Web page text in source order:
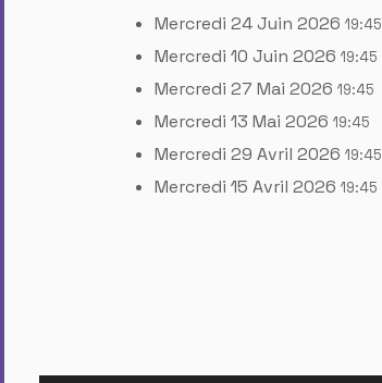
Mercredi 24 Juin 2026 19:45
Mercredi 10 Juin 2026 19:45
Mercredi 27 Mai 2026 19:45
Mercredi 13 Mai 2026 19:45
Mercredi 29 Avril 2026 19:45
Mercredi 15 Avril 2026 19:45